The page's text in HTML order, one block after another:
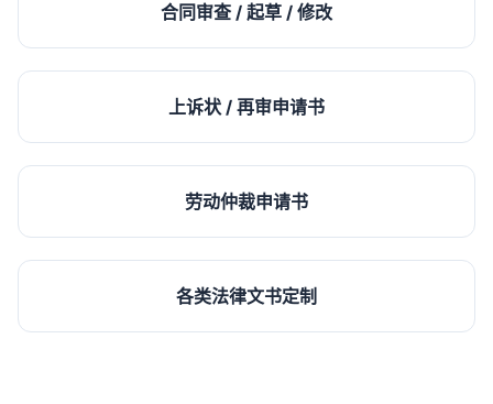
合同审查 / 起草 / 修改
上诉状 / 再审申请书
劳动仲裁申请书
各类法律文书定制